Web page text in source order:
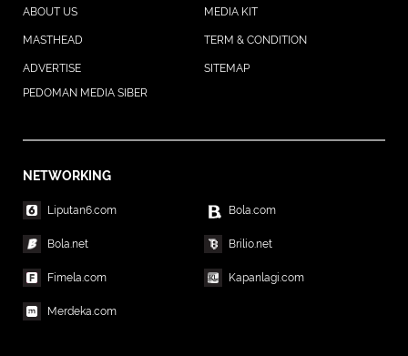
ABOUT US MEDIA KIT
MASTHEAD TERM & CONDITION
ADVERTISE
SITEMAP
PEDOMAN MEDIA SIBER
NETWORKING
Liputan6.com Bola.com
Bola.net Brilio.net
Fimela.com Kapanlagi.com
Merdeka.com